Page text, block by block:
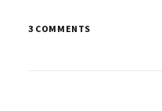
3 COMMENTS